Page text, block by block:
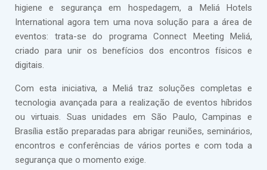
higiene e segurança em hospedagem, a Meliá Hotels
International agora tem uma nova solução para a área de
eventos: trata-se do programa Connect Meeting Meliá,
criado para unir os benefícios dos encontros físicos e
digitais.
Com esta iniciativa, a Meliá traz soluções completas e
tecnologia avançada para a realização de eventos híbridos
ou virtuais. Suas unidades em São Paulo, Campinas e
Brasília estão preparadas para abrigar reuniões, seminários,
encontros e conferências de vários portes e com toda a
segurança que o momento exige.